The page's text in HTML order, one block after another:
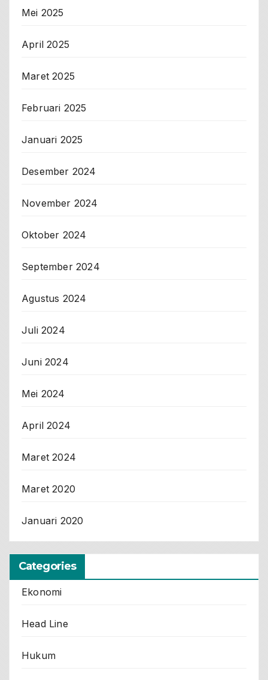
Mei 2025
April 2025
Maret 2025
Februari 2025
Januari 2025
Desember 2024
November 2024
Oktober 2024
September 2024
Agustus 2024
Juli 2024
Juni 2024
Mei 2024
April 2024
Maret 2024
Maret 2020
Januari 2020
Categories
Ekonomi
Head Line
Hukum